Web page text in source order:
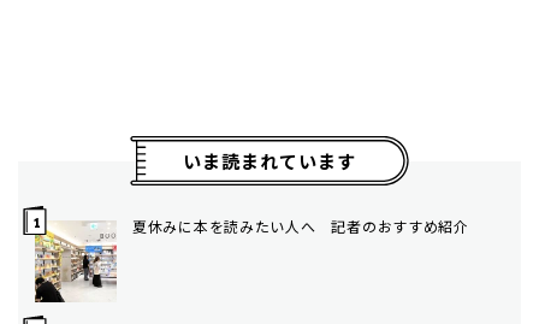
いま読まれています
夏休みに本を読みたい人へ 記者のおすすめ紹介